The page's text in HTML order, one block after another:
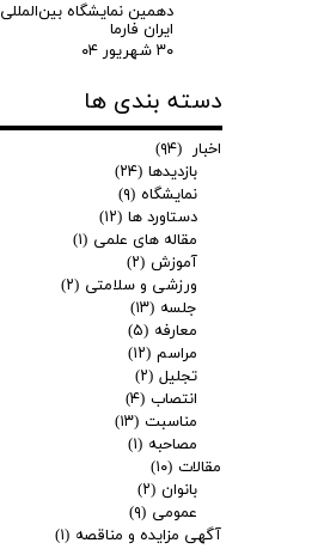
دهمین نمایشگاه بین‌المللی
ایران فارما
۳۰ شهریور ۰۴
دسته بندی ها
اخبار (۹۴)
بازدیدها (۲۴)
نمایشگاه (۹)
دستاورد ها (۱۲)
مقاله های علمی (۱)
آموزش (۲)
ورزشی و سلامتی (۲)
جلسه (۱۳)
معارفه (۵)
مراسم (۱۲)
تجلیل (۲)
انتصاب (۴)
مناسبت (۱۳)
مصاحبه (۱)
مقالات (۱۰)
بانوان (۲)
عمومی (۹)
آگهی مزایده و مناقصه (۱)